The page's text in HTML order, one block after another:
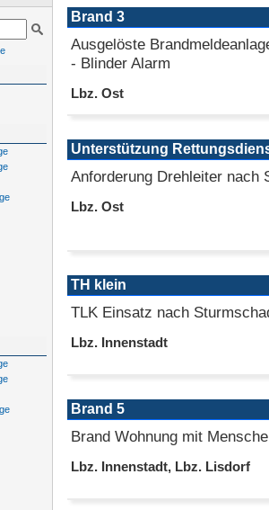
Brand 3
Ausgelöste
- Blinder Alarm
Lbz. Ost
Unterstützung
Anforderung Drehleiter nach
Lbz. Ost
TH klein
TLK Einsatz nach
Lbz. Innenstadt
Brand 5
Brand Wohnung mit
Lbz. Innenstadt, Lbz. Lisdorf